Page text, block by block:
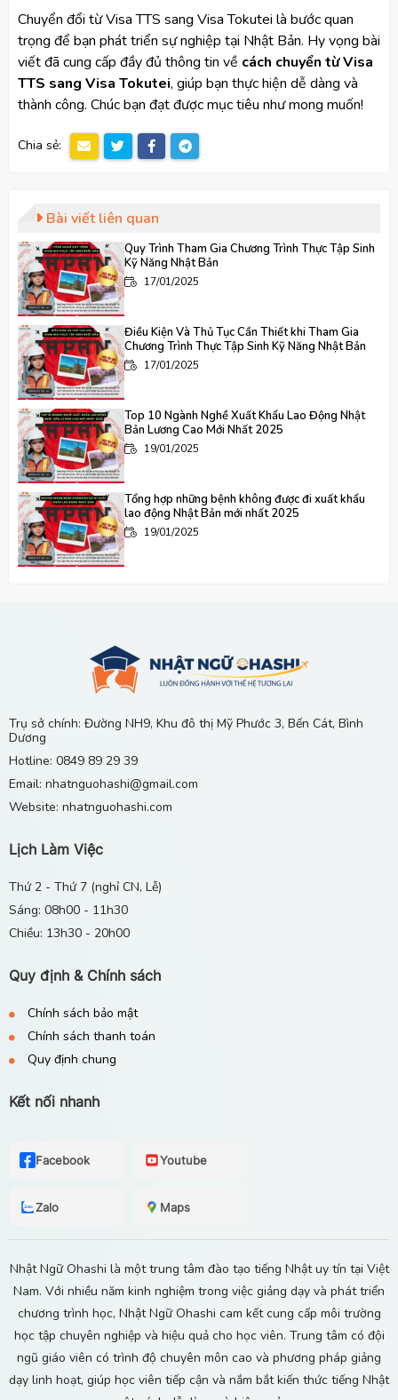
Chuyển đổi từ Visa TTS sang Visa Tokutei là bước quan
trọng để bạn phát triển sự nghiệp tại Nhật Bản. Hy vọng bài
viết đã cung cấp đầy đủ thông tin về cách chuyển từ Visa
TTS sang Visa Tokutei, giúp bạn thực hiện dễ dàng và
thành công. Chúc bạn đạt được mục tiêu như mong muốn!
Chia sẻ:
Bài viết liên quan
Quy Trình Tham Gia Chương Trình Thực Tập Sinh
Kỹ Năng Nhật Bản
17/01/2025
Điều Kiện Và Thủ Tục Cần Thiết khi Tham Gia
Chương Trình Thực Tập Sinh Kỹ Năng Nhật Bản
17/01/2025
Top 10 Ngành Nghề Xuất Khẩu Lao Động Nhật
Bản Lương Cao Mới Nhất 2025
19/01/2025
Tổng hợp những bệnh không được đi xuất khẩu
lao động Nhật Bản mới nhất 2025
19/01/2025
Thực tập sinh có được làm thêm bên ngoài khi đi
Nhật Bản XKLĐ không?
Danh Sách Các Khoản Phí Bắt Buộc
19/01/2025
Trụ sở chính: Đường NH9, Khu đô thị Mỹ Phước 3, Bến Cát, Bình
Dương
Hotline: 0849 89 29 39
Email: nhatnguohashi@gmail.com
Website: nhatnguohashi.com
Lịch Làm Việc
Thứ 2 - Thứ 7 (nghỉ CN, Lễ)
Sáng: 08h00 - 11h30
Chiều: 13h30 - 20h00
Quy định & Chính sách
Chính sách bảo mật
Chính sách thanh toán
Quy định chung
Kết nối nhanh
Facebook Youtube
Zalo Maps
Nhật Ngữ Ohashi là một trung tâm đào tạo tiếng Nhật uy tín tại Việt
Nam. Với nhiều năm kinh nghiệm trong việc giảng dạy và phát triển
chương trình học, Nhật Ngữ Ohashi cam kết cung cấp môi trường
học tập chuyên nghiệp và hiệu quả cho học viên. Trung tâm có đội
ngũ giáo viên có trình độ chuyên môn cao và phương pháp giảng
dạy linh hoạt, giúp học viên tiếp cận và nắm bắt kiến thức tiếng Nhật